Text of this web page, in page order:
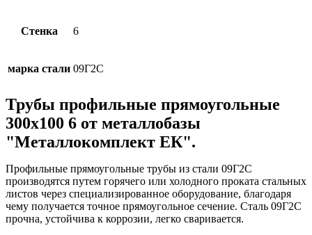
Стенка 6
марка стали 09Г2С
Трубы профильные прямоугольные
300х100 6 от металлобазы
"Металлокомплект ЕК".
Профильные прямоугольные трубы из стали 09Г2С
производятся путем горячего или холодного проката стальных
листов через специализированное оборудование, благодаря
чему получается точное прямоугольное сечение. Сталь 09Г2С
прочна, устойчива к коррозии, легко сваривается.